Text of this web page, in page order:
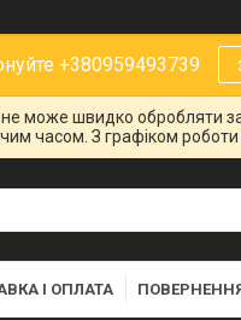
+380959493739
може швидко обробляти
часом. З графіком
І ОПЛАТА